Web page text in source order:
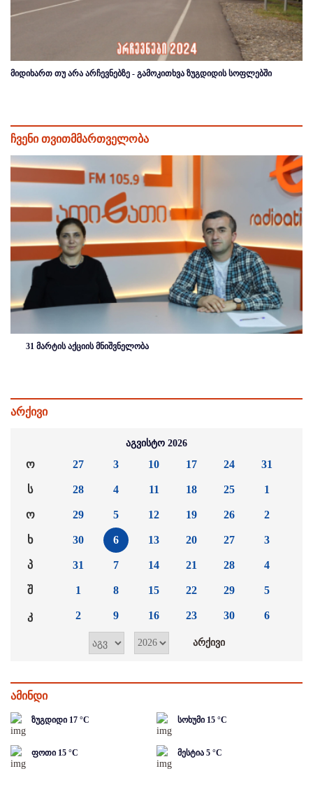
მიდიხართ თუ არა არჩევნებზე - გამოკითხვა ზუგდიდის სოფლებში
ჩვენი თვითმმართველობა
31 მარტის აქციის მნიშვნელობა
არქივი
აგვისტო 2026
ო
ს
ო
ხ
პ
შ
კ
27
28
29
30
31
1
2
3
4
5
6
7
8
9
10
11
12
13
14
15
16
17
18
19
20
21
22
23
24
25
26
27
28
29
30
31
1
2
3
4
5
6
ამინდი
ზუგდიდი 17 °C სოხუმი 15 °C
ფოთი 15 °C მესტია 5 °C